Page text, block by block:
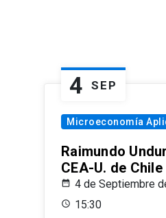
4 SEP
Microeconomía
Raimundo
CEA-U. de Chile
4 de Septiembre
15:30